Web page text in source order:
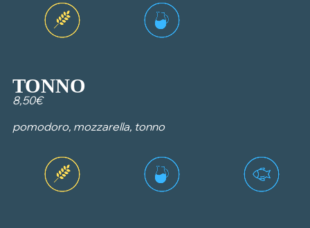
TONNO
8,50€
pomodoro, mozzarella, tonno